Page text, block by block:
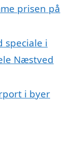
prisen på
speciale i
Næstved
i byer